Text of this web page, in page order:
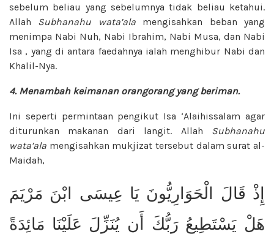
sebelum beliau yang sebelumnya tidak beliau ketahui.
Allah Subhanahu wata’alamengisahkan beban yang
menimpa Nabi Nuh, Nabi Ibrahim, Nabi Musa, dan Nabi
Isa , yang di antara faedahnya ialah menghibur Nabi dan
Khalil-Nya.
4. Menambah keimanan orangorang yang beriman.
Ini seperti permintaan pengikut Isa ‘Alaihissalam agar
diturunkan makanan dari langit. Allah Subhanahu
wata’ala mengisahkan mukjizat tersebut dalam surat al-
Maidah,
إِذْ قَالَ الْحَوَارِيُّونَ يَا عِيسَى ابْنَ مَرْيَمَ
هَلْ يَسْتَطِيعُ رَبُّكَ أَن يُنَزِّلَ عَلَيْنَا مَائِدَةً